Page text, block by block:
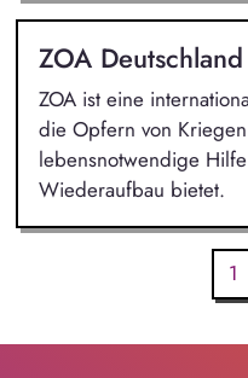
ZOA Deutschland
ZOA ist eine
die Opfern von
lebensnotwendige
Wiederaufbau bietet.
1